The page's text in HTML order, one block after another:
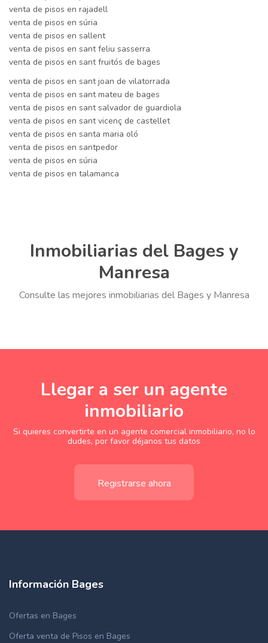
venta de pisos en rajadell
venta de pisos en súria
venta de pisos en sallent
venta de pisos en sant feliu sasserra
venta de pisos en sant fruitós de bages
venta de pisos en sant joan de vilatorrada
venta de pisos en sant mateu de bages
venta de pisos en sant salvador de guardiola
venta de pisos en sant vicenç de castellet
venta de pisos en santa maria oló
venta de pisos en santpedor
venta de pisos en súria
venta de pisos en talamanca
Inmobiliarias del Bages y
Manresa
Consulte las mejores inmobiliarias del Bages y Manresa
Llegar a ser un agente
inmobiliario
Si quieres convertirte en un agente comercial inmobiliario, no lo
dudes, por favor déjanos tus datos
Registrarse ahora
Información Bages
Ofertas en Bages
Oferta venta de Pisos en Bages